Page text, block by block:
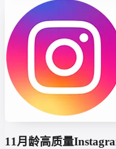
11月龄高质量